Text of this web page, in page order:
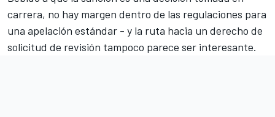
carrera, no hay margen dentro de las regulaciones para
una apelación estándar - y la ruta hacia un derecho de
solicitud de revisión tampoco parece ser interesante.